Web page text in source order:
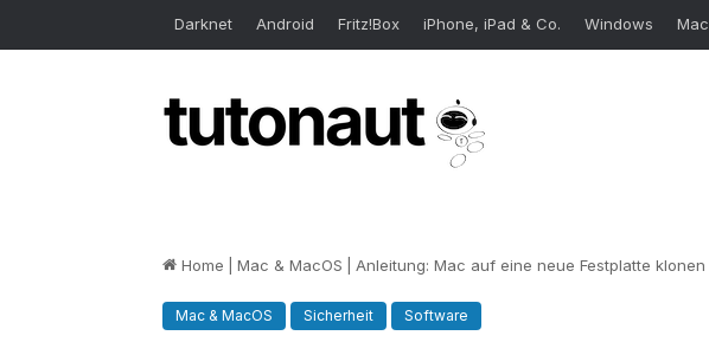
Darknet Android Fritz!Box iPhone, iPad & Co. Windows Mac
Home Mac & MacOS Anleitung: Mac auf eine neue Festplatte klonen
Mac & MacOS Sicherheit Software